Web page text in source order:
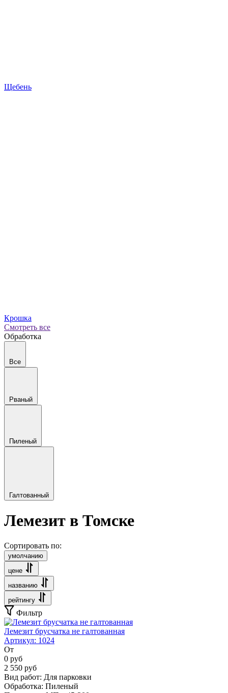
Щебень
Крошка
Смотреть все
Обработка
Все
Рваный
Пиленый
Галтованный
Лемезит в Томске
Сортировать по:
умолчанию
цене
названию
рейтингу
Фильтр
Лемезит брусчатка не галтованная
Артикул: 1024
От
0 руб
2 550 руб
Вид работ: Для парковки
Обработка: Пиленый